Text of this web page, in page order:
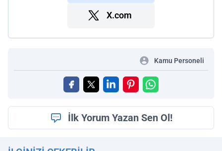
X.com
Kamu Personeli
İlk Yorum Yazan Sen Ol!